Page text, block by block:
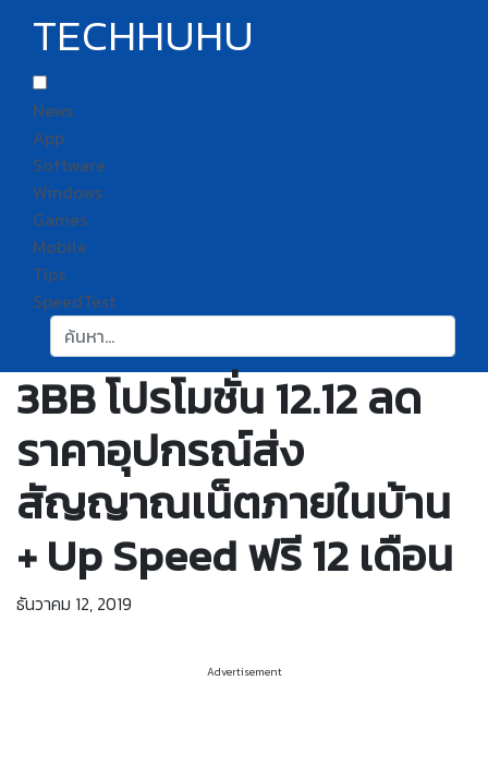
TECHHUHU
News
App
Software
Windows
Games
Mobile
Tips
SpeedTest
ค้นหา:
3BB โปรโมชั่น 12.12 ลด
ราคาอุปกรณ์ส่ง
สัญญาณเน็ตภายในบ้าน
+ Up Speed ฟรี 12 เดือน
ธันวาคม 12, 2019
Advertisement